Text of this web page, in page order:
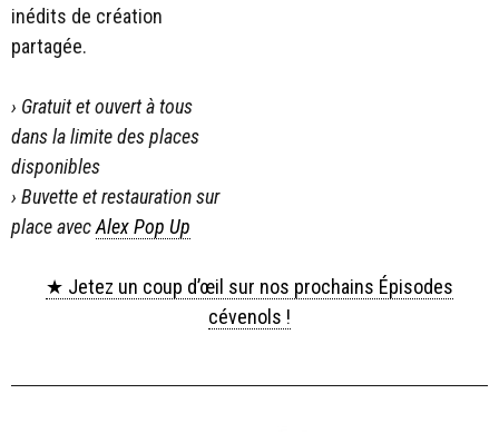
inédits de création
partagée.
› Gratuit et ouvert à tous
dans la limite des places
disponibles
› Buvette et restauration sur
place avecAlex Pop Up
★ Jetez un coup d’œil sur nos prochains Épisodes
cévenols !